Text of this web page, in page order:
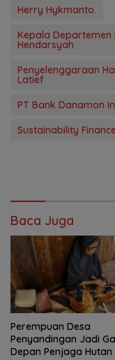
Herry Hykmanto.
Kepala Departemen
Hendarsyah
Penyelenggaraan
Latief
PT Bank Danamon
Sustainability
Baca Juga
Perempuan Desa
Penyandingan Jadi
Depan Penjaga